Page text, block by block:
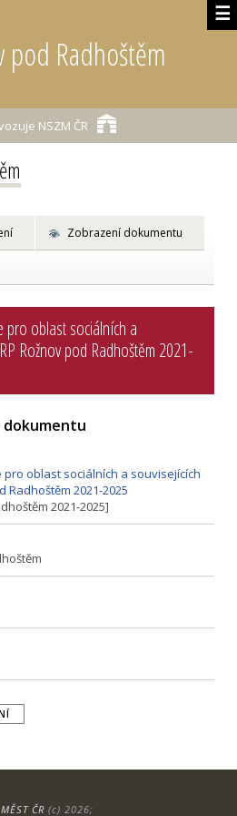
☰
pod Radhoštěm
NSZM ČR
Zobrazení dokumentu
pro oblast sociálních a
Rožnov pod Radhoštěm 2021-
dokumentu
oblast sociálních a souvisejících
Radhoštěm 2021-2025
2021-2025]
ČR (c) 2026;